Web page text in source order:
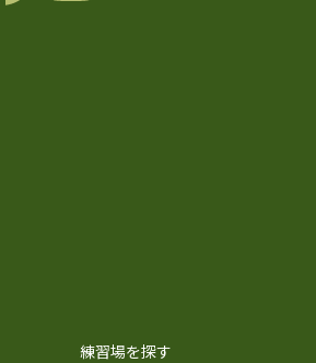
練習場を探す